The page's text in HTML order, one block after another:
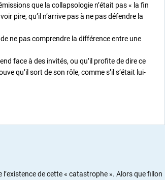
que la collapsologie n’était pas « la fin
pire, qu’il n’arrive pas à ne pas défendre la
ne pas comprendre la différence entre une
face à des invités, ou qu’il profite de dire ce
qu’il sort de son rôle, comme s’il s’était lui-
de cette « catastrophe ». Alors que fillon